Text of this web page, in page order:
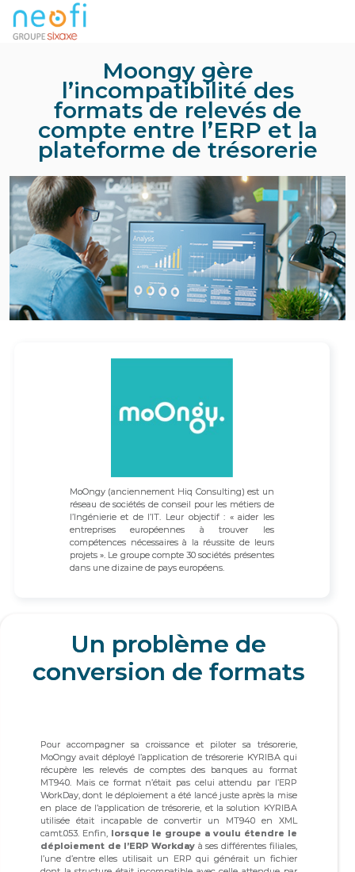
Moongy gère
l’incompatibilité des
formats de relevés de
compte entre l’ERP et la
plateforme de trésorerie
MoOngy (anciennement Hiq Consulting) est un
réseau de sociétés de conseil pour les métiers de
l’Ingénierie et de l’IT. Leur objectif : « aider les
entreprises européennes à trouver les
compétences nécessaires à la réussite de leurs
projets ». Le groupe compte 30 sociétés présentes
dans une dizaine de pays européens.
Un problème de
conversion de formats
Pour accompagner sa croissance et piloter sa trésorerie,
MoOngy avait déployé l’application de trésorerie KYRIBA qui
récupère les relevés de comptes des banques au format
MT940. Mais ce format n’était pas celui attendu par l’ERP
WorkDay, dont le déploiement a été lancé juste après la mise
en place de l’application de trésorerie, et la solution KYRIBA
utilisée était incapable de convertir un MT940 en XML
camt.053. Enfin, lorsque le groupe a voulu étendre le
déploiement de l’ERP Workdayà ses différentes filiales,
l’une d’entre elles utilisait un ERP qui générait un fichier